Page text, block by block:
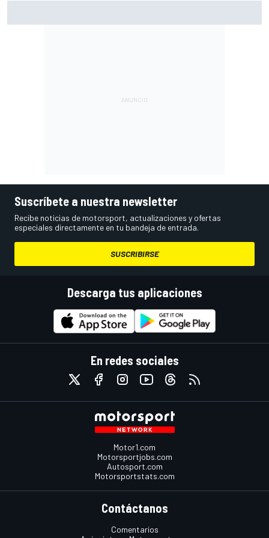
Suscríbete a nuestra newsletter
Recibe noticias de motorsport, actualizaciones y ofertas
especiales directamente en tu bandeja de entrada.
SUSCRIBIRSE
Descarga tus aplicaciones
En redes sociales
Motor1.com
Motorsportjobs.com
Autosport.com
Motorsportstats.com
Contáctanos
Comentarios